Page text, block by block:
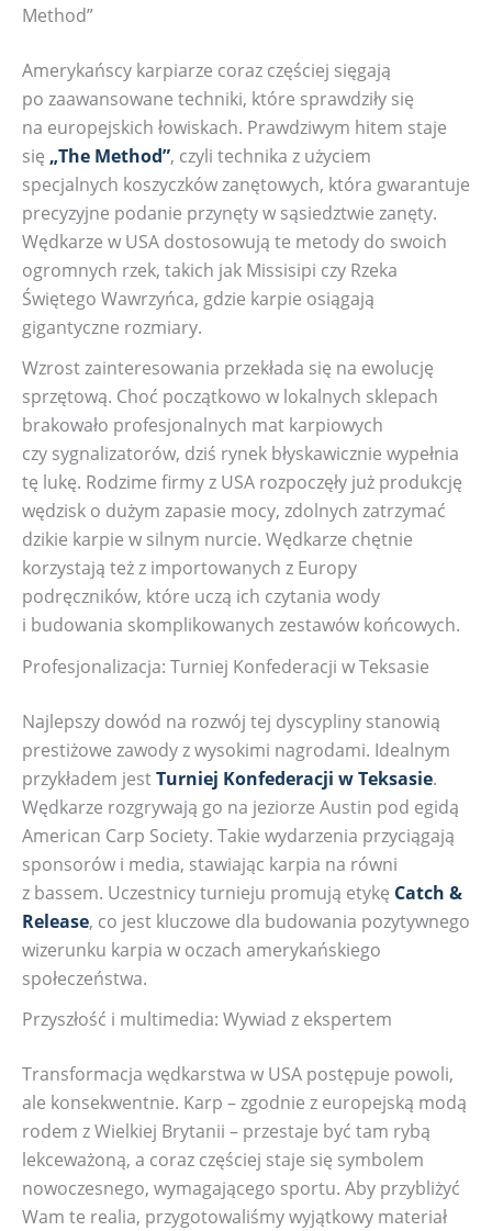
Method”
Amerykańscy karpiarze coraz częściej sięgają
po zaawansowane techniki, które sprawdziły się
na europejskich łowiskach. Prawdziwym hitem staje
się „The Method”, czyli technika z użyciem
specjalnych koszyczków zanętowych, która gwarantuje
precyzyjne podanie przynęty w sąsiedztwie zanęty.
Wędkarze w USA dostosowują te metody do swoich
ogromnych rzek, takich jak Missisipi czy Rzeka
Świętego Wawrzyńca, gdzie karpie osiągają
gigantyczne rozmiary.
Wzrost zainteresowania przekłada się na ewolucję
sprzętową. Choć początkowo w lokalnych sklepach
brakowało profesjonalnych mat karpiowych
czy sygnalizatorów, dziś rynek błyskawicznie wypełnia
tę lukę. Rodzime firmy z USA rozpoczęły już produkcję
wędzisk o dużym zapasie mocy, zdolnych zatrzymać
dzikie karpie w silnym nurcie. Wędkarze chętnie
korzystają też z importowanych z Europy
podręczników, które uczą ich czytania wody
i budowania skomplikowanych zestawów końcowych.
Profesjonalizacja: Turniej Konfederacji w Teksasie
Najlepszy dowód na rozwój tej dyscypliny stanowią
prestiżowe zawody z wysokimi nagrodami. Idealnym
przykładem jestTurniej Konfederacji w Teksasie.
Wędkarze rozgrywają go na jeziorze Austin pod egidą
American Carp Society. Takie wydarzenia przyciągają
sponsorów i media, stawiając karpia na równi
z bassem. Uczestnicy turnieju promują etykę Catch &
Release, co jest kluczowe dla budowania pozytywnego
wizerunku karpia w oczach amerykańskiego
społeczeństwa.
Przyszłość i multimedia: Wywiad z ekspertem
Transformacja wędkarstwa w USA postępuje powoli,
ale konsekwentnie. Karp – zgodnie z europejską modą
rodem z Wielkiej Brytanii – przestaje być tam rybą
lekceważoną, a coraz częściej staje się symbolem
nowoczesnego, wymagającego sportu. Aby przybliżyć
Wam te realia, przygotowaliśmy wyjątkowy materiał